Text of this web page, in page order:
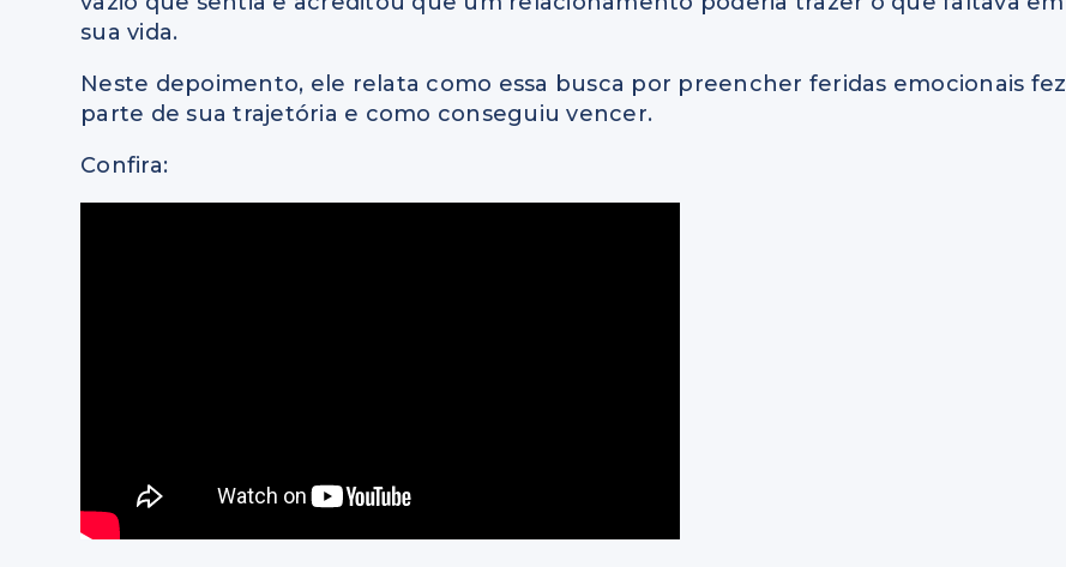
sua vida.
Neste depoimento, ele relata como essa busca por preencher feridas emocionais fez
parte de sua trajetória e como conseguiu vencer.
Confira: